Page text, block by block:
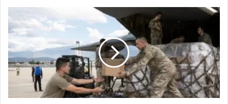
amplía
apoyo
a
Venezuela
tras
terremotos